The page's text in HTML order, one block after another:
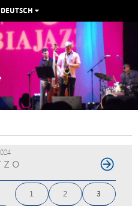
DEUTSCH
1 2 3